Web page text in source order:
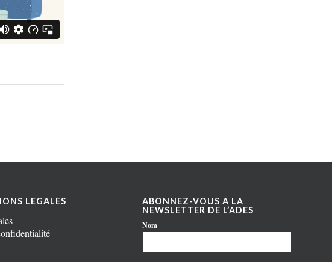
LEGALES
ABONNEZ-VOUS A LA
NEWSLETTER DE L’ADES
Nom